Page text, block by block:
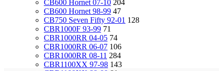
CB600 Hornet 07-10 204
CB600 Hornet 98-99 47
CB750 Seven Fifty 92-01 128
CBR1000F 93-99 71
CBR1000RR 04-05 74
CBR1000RR 06-07 106
CBR1000RR 08-11 284
CBR1100XX 97-98 143